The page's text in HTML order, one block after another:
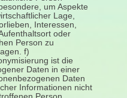
um Aspekte
Lage,
Interessen,
oder
Person zu
f)
ist die
Daten in einer
Daten
Informationen nicht
Person